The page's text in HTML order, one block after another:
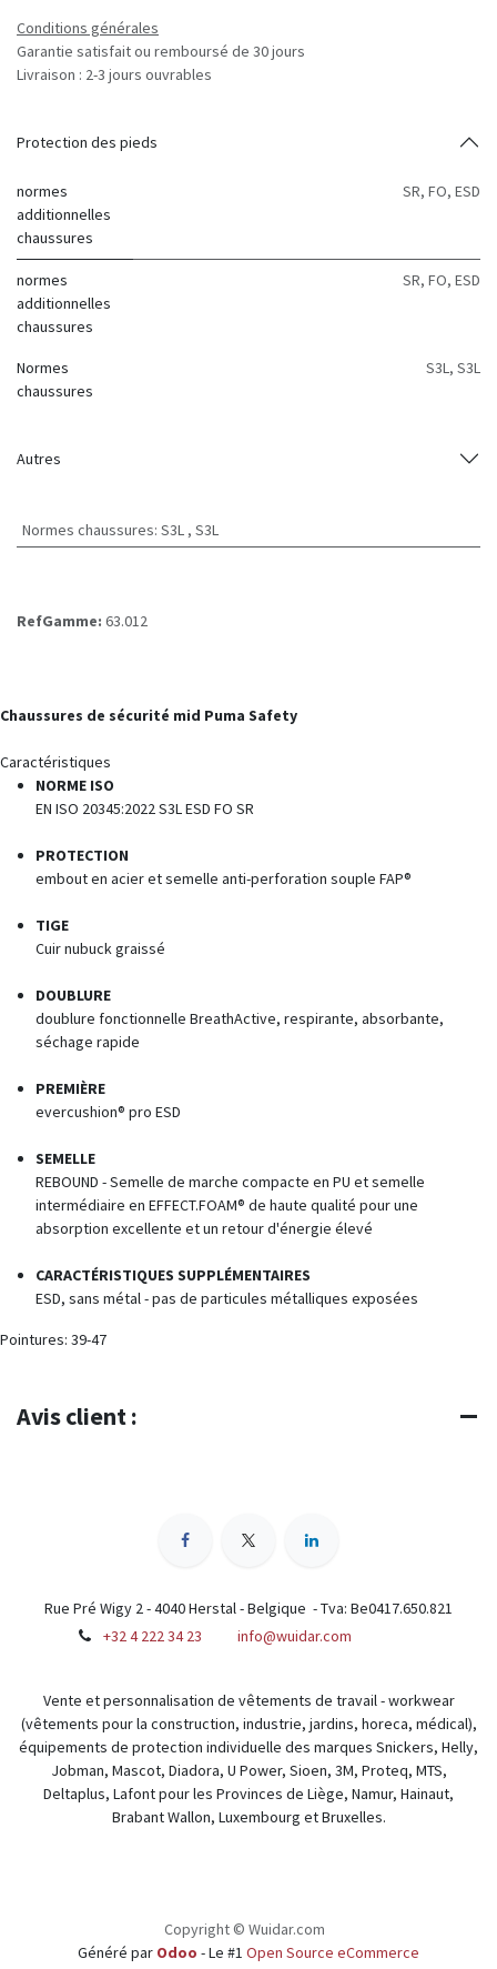
Conditions générales
Garantie satisfait ou remboursé de 30 jours
Livraison : 2-3 jours ouvrables
Protection des pieds
normes
additionnelles
chaussures
SR, FO, ESD
normes
additionnelles
chaussures
SR, FO, ESD
Normes
chaussures
S3L, S3L
Autres
Normes chaussures: S3L, S3L
RefGamme: 63.012
Chaussures de sécurité mid Puma Safety
Caractéristiques
NORME ISO
EN ISO 20345:2022 S3L ESD FO SR
PROTECTION
embout en acier et semelle anti-perforation souple FAP®
TIGE
Cuir nubuck graissé
DOUBLURE
doublure fonctionnelle BreathActive, respirante, absorbante,
séchage rapide
PREMIÈRE
evercushion® pro ESD
SEMELLE
REBOUND - Semelle de marche compacte en PU et semelle
intermédiaire en EFFECT.FOAM® de haute qualité pour une
absorption excellente et un retour d'énergie élevé
CARACTÉRISTIQUES SUPPLÉMENTAIRES
ESD, sans métal - pas de particules métalliques exposées
Pointures: 39-47
Avis client :
Rue Pré Wigy 2 - 4040 Herstal - Belgique - Tva: Be0417.650.821
+32 4 222 34 23
info@wuidar.com
Vente et personnalisation de vêtements de travail - workwear
(vêtements pour la construction, industrie, jardins, horeca, médical),
équipements de protection individuelle des marques Snickers, Helly,
Jobman, Mascot, Diadora, U Power, Sioen, 3M, Proteq, MTS,
Deltaplus, Lafont pour les Provinces de Liège, Namur, Hainaut,
Brabant Wallon, Luxembourg et Bruxelles.
Copyright © Wuidar.com
Généré par Odoo - Le #1 Open Source eCommerce